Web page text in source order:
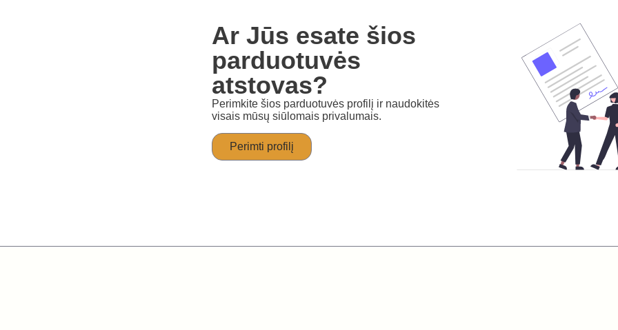
Ar Jūs esate šios
parduotuvės
atstovas?
Perimkite šios parduotuvės profilį ir naudokitės
visais mūsų siūlomais privalumais.
Perimti profilį